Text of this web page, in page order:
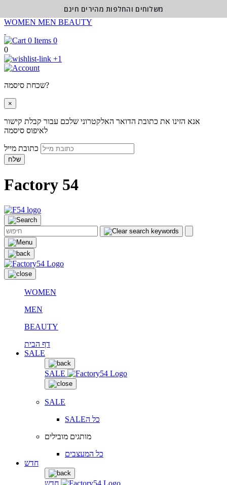
WOMEN MEN BEAUTY
0
0
+1
שכחת סיסמה?
×
אנא הזינו את כתובת הדואר האלקטרוני שלכם עבור קבלת קישור
לאיפוס סיסמה
שלח
Factory 54
WOMEN
MEN
BEAUTY
דף הבית
SALE
SALE
SALE
SALEכל ה
מותגים מובילים
כל המעצבים
חדש
חדש
משלוחים והחלפות מהירים חינם